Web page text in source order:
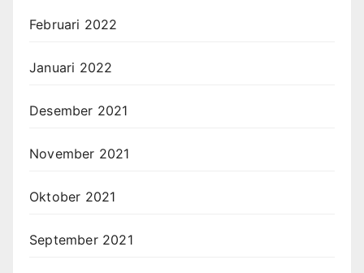
Februari 2022
Januari 2022
Desember 2021
November 2021
Oktober 2021
September 2021